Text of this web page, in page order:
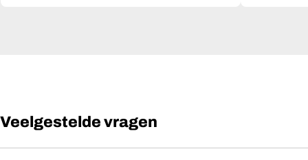
Veelgestelde vragen